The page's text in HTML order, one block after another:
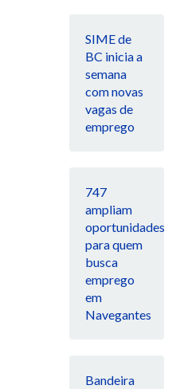
SIME de
BC inicia a
semana
com novas
vagas de
emprego
747
ampliam
oportunidades
para quem
busca
emprego
em
Navegantes
Bandeira